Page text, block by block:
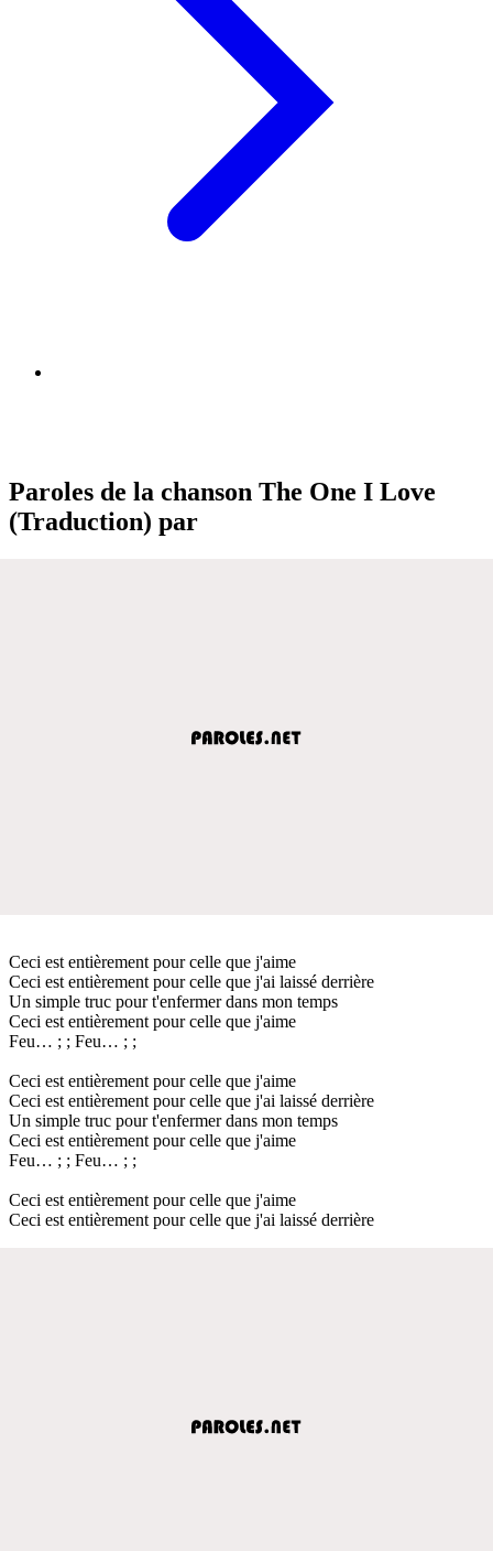
Paroles de la chanson The One I Love
(Traduction) par
Ceci est entièrement pour celle que j'aime
Ceci est entièrement pour celle que j'ai laissé derrière
Un simple truc pour t'enfermer dans mon temps
Ceci est entièrement pour celle que j'aime
Feu… ; ; Feu… ; ;
Ceci est entièrement pour celle que j'aime
Ceci est entièrement pour celle que j'ai laissé derrière
Un simple truc pour t'enfermer dans mon temps
Ceci est entièrement pour celle que j'aime
Feu… ; ; Feu… ; ;
Ceci est entièrement pour celle que j'aime
Ceci est entièrement pour celle que j'ai laissé derrière